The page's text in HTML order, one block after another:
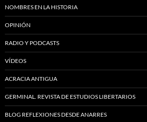
NOMBRES EN LA HISTORIA
OPINIÓN
RADIO Y PODCASTS
VÍDEOS
ACRACIA ANTIGUA
GERMINAL. REVISTA DE ESTUDIOS LIBERTARIOS
BLOG REFLEXIONES DESDE ANARRES